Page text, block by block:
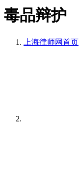
毒品辩护
上海律师网首页